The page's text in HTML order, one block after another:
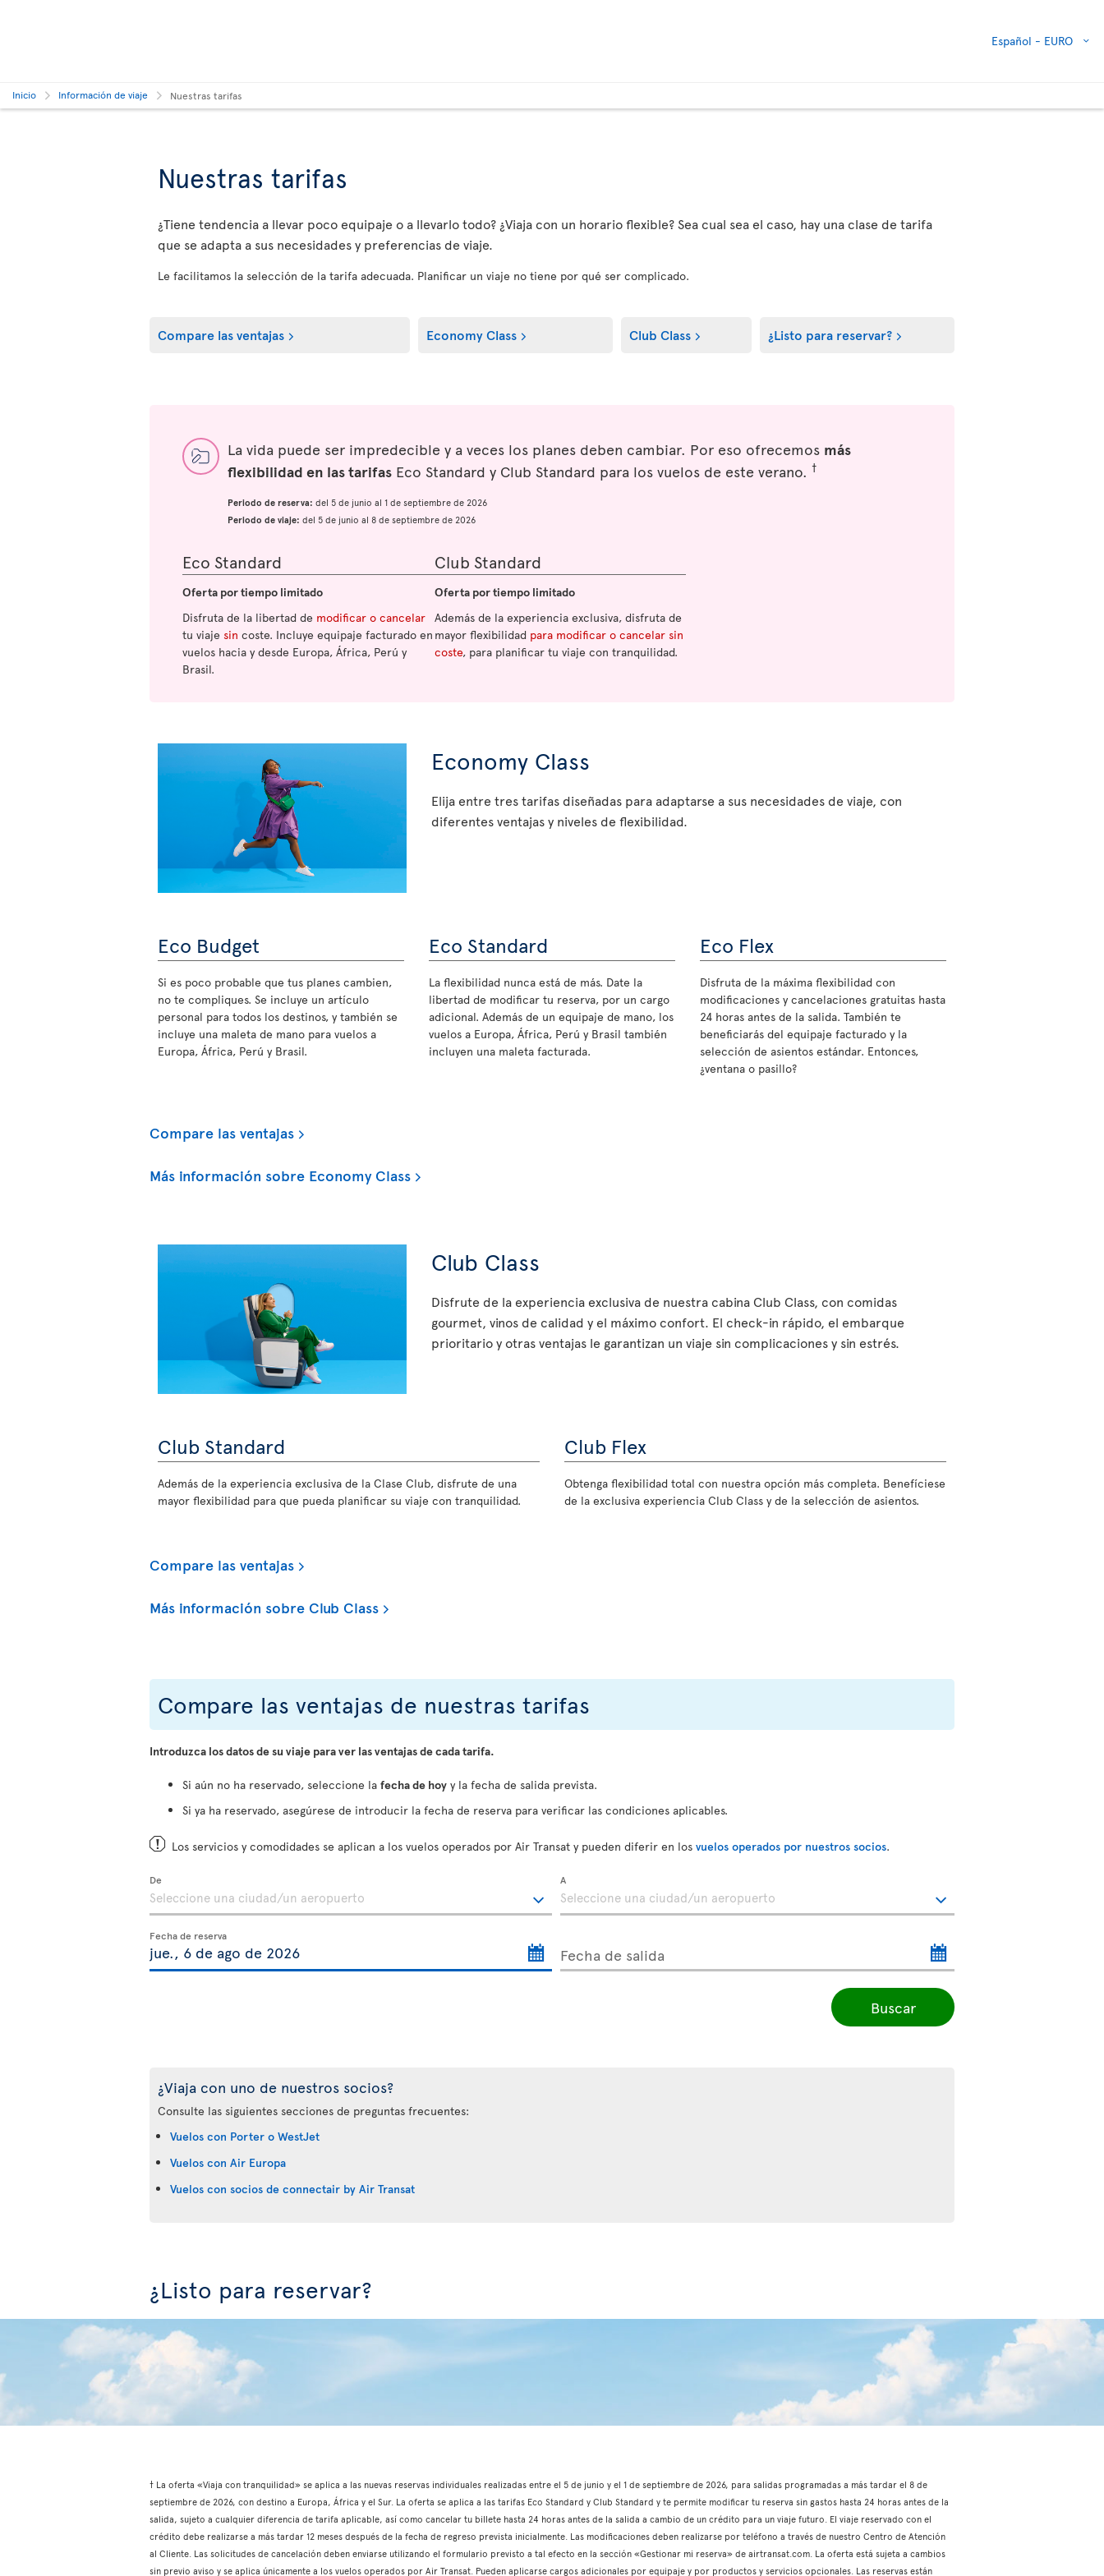
Español - EURO
Inicio Información de viaje Nuestras tarifas
Nuestras tarifas
¿Tiene tendencia a llevar poco equipaje o a llevarlo todo? ¿Viaja con un horario flexible? Sea cual sea el caso, hay una clase de tarifa
que se adapta a sus necesidades y preferencias de viaje.
Le facilitamos la selección de la tarifa adecuada. Planificar un viaje no tiene por qué ser complicado.
Compare las ventajas Economy Class Club Class ¿Listo para reservar?
La vida puede ser impredecible y a veces los planes deben cambiar. Por eso ofrecemos más
flexibilidad en las tarifas Eco Standard y Club Standard para los vuelos de este verano. †
Periodo de reserva: del 5 de junio al 1 de septiembre de 2026
Periodo de viaje: del 5 de junio al 8 de septiembre de 2026
Eco Standard
Oferta por tiempo limitado
Disfruta de la libertad de modificar o cancelar
tu viaje sin coste. Incluye equipaje facturado en
vuelos hacia y desde Europa, África, Perú y
Brasil.
Club Standard
Oferta por tiempo limitado
Además de la experiencia exclusiva, disfruta de
mayor flexibilidad para modificar o cancelar sin
coste, para planificar tu viaje con tranquilidad.
Economy Class
Elija entre tres tarifas diseñadas para adaptarse a sus necesidades de viaje, con
diferentes ventajas y niveles de flexibilidad.
Eco Budget
Si es poco probable que tus planes cambien,
no te compliques. Se incluye un artículo
personal para todos los destinos, y también se
incluye una maleta de mano para vuelos a
Europa, África, Perú y Brasil.
Eco Standard
La flexibilidad nunca está de más. Date la
libertad de modificar tu reserva, por un cargo
adicional. Además de un equipaje de mano, los
vuelos a Europa, África, Perú y Brasil también
incluyen una maleta facturada.
Eco Flex
Disfruta de la máxima flexibilidad con
modificaciones y cancelaciones gratuitas hasta
24 horas antes de la salida. También te
beneficiarás del equipaje facturado y la
selección de asientos estándar. Entonces,
¿ventana o pasillo?
Compare las ventajas
Más información sobre Economy Class
Club Class
Disfrute de la experiencia exclusiva de nuestra cabina Club Class, con comidas
gourmet, vinos de calidad y el máximo confort. El check-in rápido, el embarque
prioritario y otras ventajas le garantizan un viaje sin complicaciones y sin estrés.
Club Standard
Además de la experiencia exclusiva de la Clase Club, disfrute de una
mayor flexibilidad para que pueda planificar su viaje con tranquilidad.
Club Flex
Obtenga flexibilidad total con nuestra opción más completa. Benefíciese
de la exclusiva experiencia Club Class y de la selección de asientos.
Compare las ventajas
Más información sobre Club Class
Compare las ventajas de nuestras tarifas
Introduzca los datos de su viaje para ver las ventajas de cada tarifa.
Si aún no ha reservado, seleccione la fecha de hoy y la fecha de salida prevista.
Si ya ha reservado, asegúrese de introducir la fecha de reserva para verificar las condiciones aplicables.
Los servicios y comodidades se aplican a los vuelos operados por Air Transat y pueden diferir en los vuelos operados por nuestros socios.
De A
Fecha de reserva
Fecha de salida
Buscar
¿Viaja con uno de nuestros socios?
Consulte las siguientes secciones de preguntas frecuentes:
Vuelos con Porter o WestJet
Vuelos con Air Europa
Vuelos con socios de connectair by Air Transat
¿Listo para reservar?
† La oferta «Viaja con tranquilidad» se aplica a las nuevas reservas individuales realizadas entre el 5 de junio y el 1 de septiembre de 2026, para salidas programadas a más tardar el 8 de
septiembre de 2026, con destino a Europa, África y el Sur. La oferta se aplica a las tarifas Eco Standard y Club Standard y te permite modificar tu reserva sin gastos hasta 24 horas antes de la
salida, sujeto a cualquier diferencia de tarifa aplicable, así como cancelar tu billete hasta 24 horas antes de la salida a cambio de un crédito para un viaje futuro. El viaje reservado con el
crédito debe realizarse a más tardar 12 meses después de la fecha de regreso prevista inicialmente. Las modificaciones deben realizarse por teléfono a través de nuestro Centro de Atención
al Cliente. Las solicitudes de cancelación deben enviarse utilizando el formulario previsto a tal efecto en la sección «Gestionar mi reserva» de airtransat.com. La oferta está sujeta a cambios
sin previo aviso y se aplica únicamente a los vuelos operados por Air Transat. Pueden aplicarse cargos adicionales por equipaje y por productos y servicios opcionales. Las reservas están